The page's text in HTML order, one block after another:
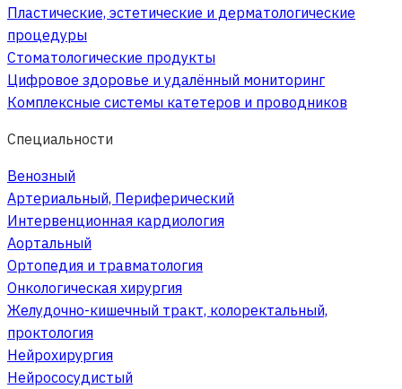
Пластические, эстетические и дерматологические
процедуры
Стоматологические продукты
Цифровое здоровье и удалённый мониторинг
Комплексные системы катетеров и проводников
Специальности
Венозный
Артериальный, Периферический
Интервенционная кардиология
Аортальный
Ортопедия и травматология
Онкологическая хирургия
Желудочно-кишечный тракт, колоректальный,
проктология
Нейрохирургия
Нейрососудистый